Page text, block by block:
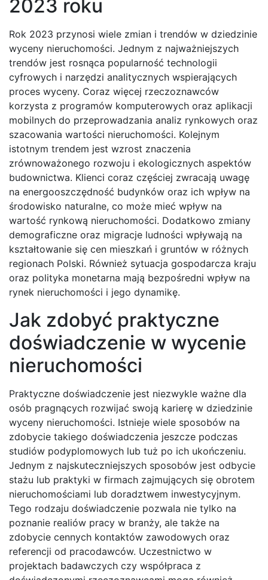
2023 roku
Rok 2023 przynosi wiele zmian i trendów w dziedzinie
wyceny nieruchomości. Jednym z najważniejszych
trendów jest rosnąca popularność technologii
cyfrowych i narzędzi analitycznych wspierających
proces wyceny. Coraz więcej rzeczoznawców
korzysta z programów komputerowych oraz aplikacji
mobilnych do przeprowadzania analiz rynkowych oraz
szacowania wartości nieruchomości. Kolejnym
istotnym trendem jest wzrost znaczenia
zrównoważonego rozwoju i ekologicznych aspektów
budownictwa. Klienci coraz częściej zwracają uwagę
na energooszczędność budynków oraz ich wpływ na
środowisko naturalne, co może mieć wpływ na
wartość rynkową nieruchomości. Dodatkowo zmiany
demograficzne oraz migracje ludności wpływają na
kształtowanie się cen mieszkań i gruntów w różnych
regionach Polski. Również sytuacja gospodarcza kraju
oraz polityka monetarna mają bezpośredni wpływ na
rynek nieruchomości i jego dynamikę.
Jak zdobyć praktyczne
doświadczenie w wycenie
nieruchomości
Praktyczne doświadczenie jest niezwykle ważne dla
osób pragnących rozwijać swoją karierę w dziedzinie
wyceny nieruchomości. Istnieje wiele sposobów na
zdobycie takiego doświadczenia jeszcze podczas
studiów podyplomowych lub tuż po ich ukończeniu.
Jednym z najskuteczniejszych sposobów jest odbycie
stażu lub praktyki w firmach zajmujących się obrotem
nieruchomościami lub doradztwem inwestycyjnym.
Tego rodzaju doświadczenie pozwala nie tylko na
poznanie realiów pracy w branży, ale także na
zdobycie cennych kontaktów zawodowych oraz
referencji od pracodawców. Uczestnictwo w
projektach badawczych czy współpraca z